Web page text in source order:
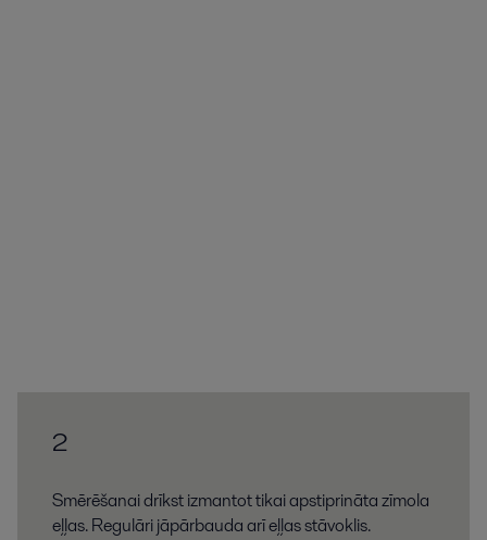
2
Smērēšanai drīkst izmantot tikai apstiprināta zīmola
eļļas. Regulāri jāpārbauda arī eļļas stāvoklis.